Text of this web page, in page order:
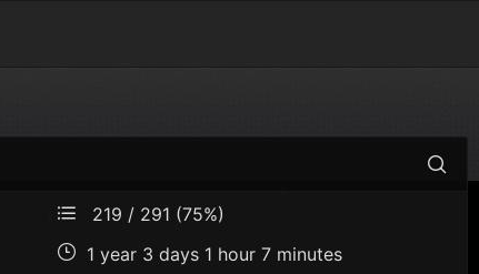
219 / 291 (75%)
1 year 3 days 1 hour 7 minutes